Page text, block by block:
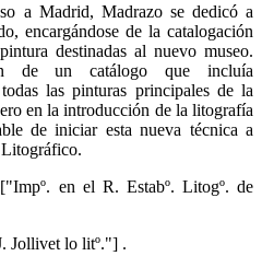
a Madrid, Madrazo se dedicó a
encargándose de la catalogación
destinadas al nuevo museo.
de un catálogo que incluía
las pinturas principales de la
en la introducción de la litografía
de iniciar esta nueva técnica a
en el R. Estabº. Litogº. de
Jollivet lo litº."] .